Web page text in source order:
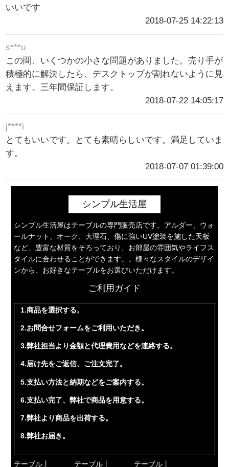
いいです
2018-07-25 14:22:13
s***u
この間、いくつかの小さな問題がありました。売り手が
積極的に解決したら、デスクトップが割れないように見
えます。三年間保証します。
2018-07-22 14:05:17
j****i
とてもいいです。とても素晴らしいです。満足していま
す。
2018-07-07 01:39:00
シンプル生活屋
シンプル生活屋はテーブルの専門販売店です。アルダー、ウォ
ールナット、オーク、大理石、傷に強いUV塗装を施した天板
など、豊富な材質をそろっており、お部屋の雰囲気やライフス
タイルに合わせることができます。。様々なスタイルのデザイ
ンから、お好きなテーブルをお選びいただけます。
ご利用ガイド
1.商品を選択する。
2.お問合せフォームをご利用いただき。
3.弊社担当より金額と代理費用などを連絡する。
4.届け先をご返信、ご注文完了。
5.支払い方法と納期などをご案内する。
6.支払い完了、弊社で商品を用意する。
7.弊社より商品を出荷する。
8.弊社お届き。
テーブル丨 テーブル丨 テーブル丨